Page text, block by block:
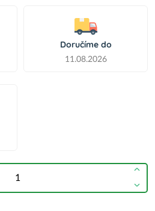
Doručíme do
11.08.2026